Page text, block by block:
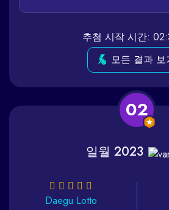
추첨 시작 시간:
모든 결과 보
02
일월 2023
Daegu Lotto